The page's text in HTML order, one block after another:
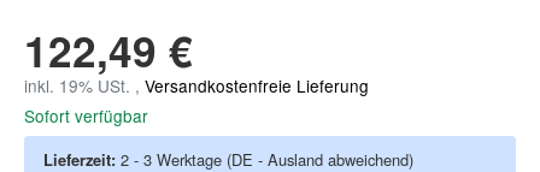
122,49 €
inkl. 19% USt. , Versandkostenfreie Lieferung
Sofort verfügbar
Lieferzeit: 2 - 3 Werktage (DE - Ausland abweichend)